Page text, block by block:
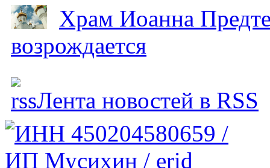
Храм Иоанна
возрождается
Лента новостей в RSS